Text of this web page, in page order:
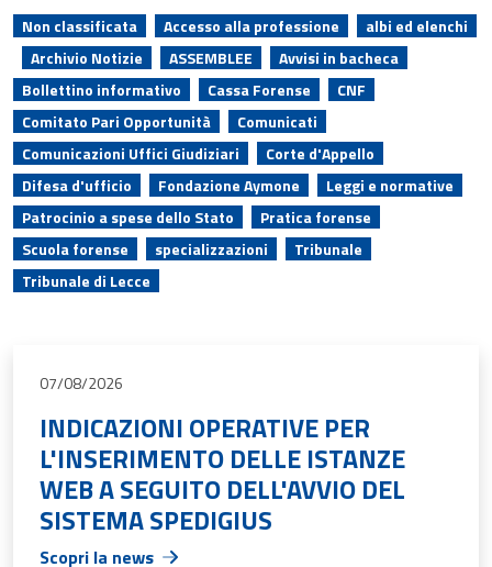
Non classificata Accesso alla professione
albi ed elenchi
Archivio Notizie
ASSEMBLEE
Avvisi in bacheca
Bollettino informativo
Cassa Forense
CNF
Comitato Pari Opportunità
Comunicati
Comunicazioni Uffici Giudiziari
Corte d'Appello
Difesa d'ufficio
Fondazione Aymone
Leggi e normative
Patrocinio a spese dello Stato
Pratica forense
Scuola forense
specializzazioni
Tribunale
Tribunale di Lecce
07/08/2026
INDICAZIONI OPERATIVE PER
L'INSERIMENTO DELLE ISTANZE
WEB A SEGUITO DELL'AVVIO DEL
SISTEMA SPEDIGIUS
Scopri la news